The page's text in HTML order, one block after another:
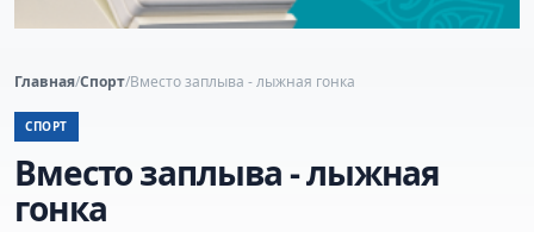
Главная/Спорт/Вместо заплыва - лыжная гонка
СПОРТ
Вместо заплыва - лыжная
гонка